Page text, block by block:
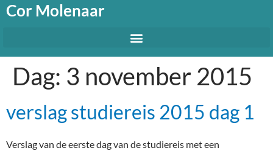
Cor Molenaar
Dag: 3 november 2015
verslag studiereis 2015 dag 1
Verslag van de eerste dag van de studiereis met een